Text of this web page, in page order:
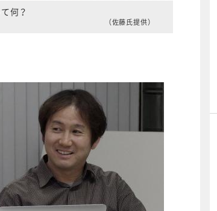
何？
（佐藤氏提供）